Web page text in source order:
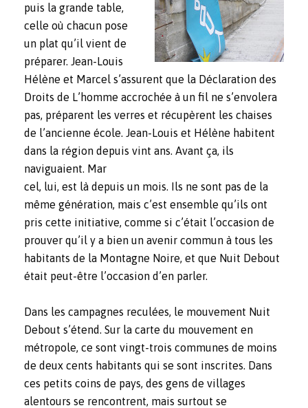
puis la grande table,
celle où chacun pose
un plat qu’il vient de
préparer. Jean-Louis
Hélène et Marcel s’assurent que la Déclaration des
Droits de L’homme accrochée à un fil ne s’envolera
pas, préparent les verres et récupèrent les chaises
de l’ancienne école. Jean-Louis et Hélène habitent
dans la région depuis vint ans. Avant ça, ils
naviguaient. Mar
cel, lui, est là depuis un mois. Ils ne sont pas de la
même génération, mais c’est ensemble qu’ils ont
pris cette initiative, comme si c’était l’occasion de
prouver qu’il y a bien un avenir commun à tous les
habitants de la Montagne Noire, et que Nuit Debout
était peut-être l’occasion d’en parler.
Dans les campagnes reculées, le mouvement Nuit
Debout s’étend. Sur la carte du mouvement en
métropole, ce sont vingt-trois communes de moins
de deux cents habitants qui se sont inscrites. Dans
ces petits coins de pays, des gens de villages
alentours se rencontrent, mais surtout se